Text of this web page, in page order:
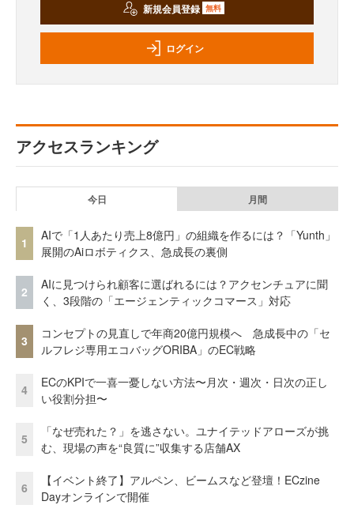
新規会員登録 無料
ログイン
アクセスランキング
今日 月間
1
AIで「1人あたり売上8億円」の組織を作るには？「Yunth」
展開のAiロボティクス、急成長の裏側
2
AIに見つけられ顧客に選ばれるには？アクセンチュアに聞
く、3段階の「エージェンティックコマース」対応
3
コンセプトの見直しで年商20億円規模へ 急成長中の「セ
ルフレジ専用エコバッグORIBA」のEC戦略
4
ECのKPIで一喜一憂しない方法〜月次・週次・日次の正し
い役割分担〜
5
「なぜ売れた？」を逃さない。ユナイテッドアローズが挑
む、現場の声を“良質に”収集する店舗AX
6
【イベント終了】アルペン、ビームスなど登壇！ECzine
Dayオンラインで開催